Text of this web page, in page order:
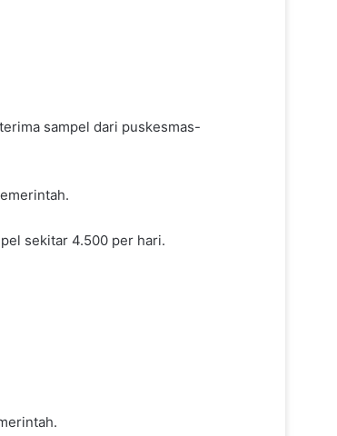
sampel dari puskesmas-
sekitar 4.500 per hari.